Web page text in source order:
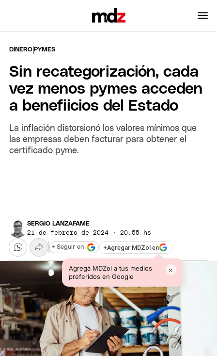
DINERO |PYMES
Sin recategorización, cada
vez menos pymes acceden
a benefiicios del Estado
La inflación distorsionó los valores mínimos que
las empresas deben facturar para obtener el
certificado pyme.
SERGIO LANZAFAME
21 de febrero de 2024 · 20:55 hs
+Agregar MDZol en
Agregá MDZol a tus medios
preferidos en Google
×
+ Seguir en